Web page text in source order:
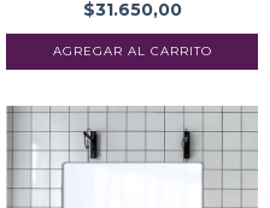
$31.650,00